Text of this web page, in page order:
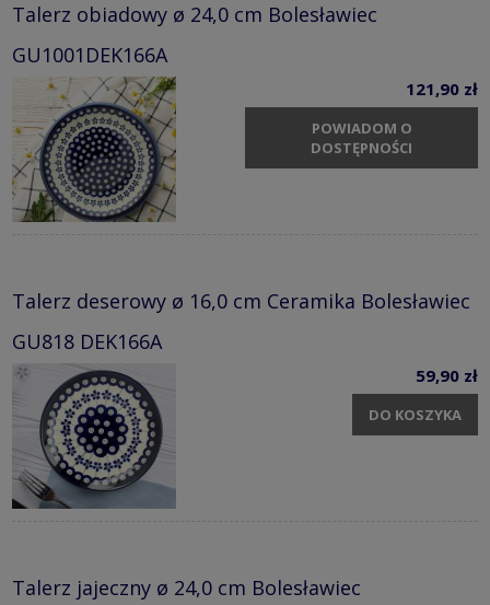
Talerz obiadowy ø 24,0 cm Bolesławiec
GU1001DEK166A
121,90 zł
POWIADOM O
DOSTĘPNOŚCI
Talerz deserowy ø 16,0 cm Ceramika Bolesławiec
GU818 DEK166A
59,90 zł
DO KOSZYKA
Talerz jajeczny ø 24,0 cm Bolesławiec